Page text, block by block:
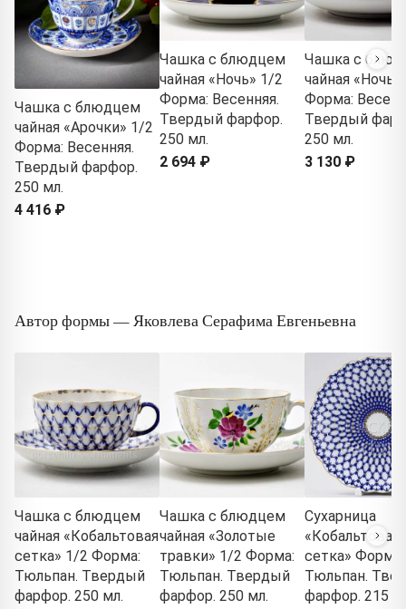
Чашка с блюдцем
чайная «Арочки» 1/2
Форма: Весенняя.
Твердый фарфор.
250 мл.
4 416 ₽
Чашка с блюдцем
чайная «Ночь» 1/2
Форма: Весенняя.
Твердый фарфор.
250 мл.
2 694 ₽
Чашка с
чайная
Форма:
Твердый
250 мл.
3 130 ₽
Автор формы — Яковлева Серафима Евгеньевна
Чашка с блюдцем
чайная «Кобальтовая
сетка» 1/2 Форма:
Тюльпан. Твердый
фарфор. 250 мл.
Чашка с блюдцем
чайная «Золотые
травки» 1/2 Форма:
Тюльпан. Твердый
фарфор. 250 мл.
Сухарница
«Кобальтовая
сетка» Форма:
Тюльпан.
фарфор. 215